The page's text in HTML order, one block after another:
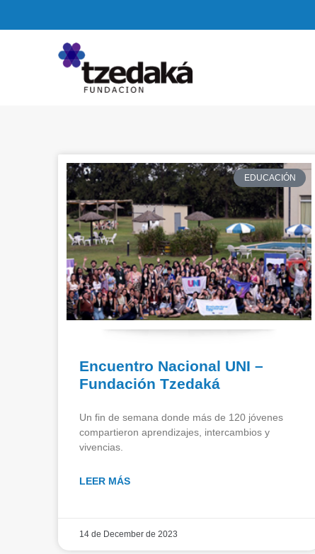
EDUCACIÓN
Encuentro Nacional UNI –
Fundación Tzedaká
Un fin de semana donde más de 120 jóvenes
compartieron aprendizajes, intercambios y
vivencias.
LEER MÁS
14 de December de 2023